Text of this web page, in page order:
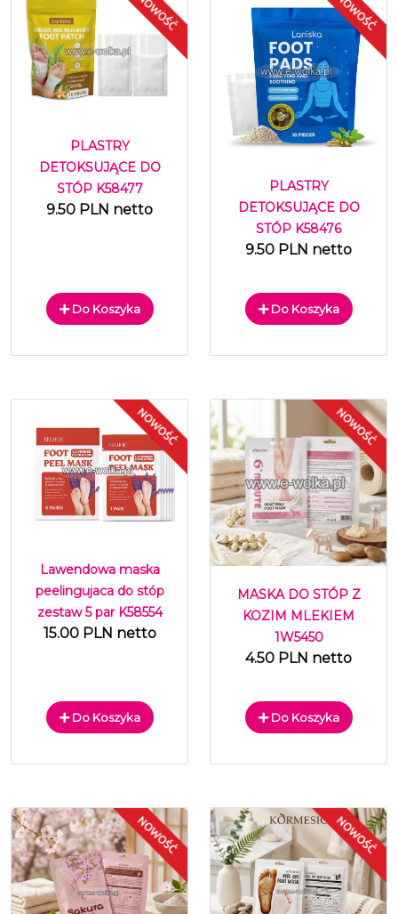
PLASTRY
DETOKSUJĄCE DO
STÓP K58477
9.50 PLN netto
Do Koszyka
PLASTRY
DETOKSUJĄCE DO
STÓP K58476
9.50 PLN netto
Do Koszyka
Lawendowa maska
peelingujaca do stóp
zestaw 5 par K58554
15.00 PLN netto
Do Koszyka
MASKA DO STÓP Z
KOZIM MLEKIEM
1W5450
4.50 PLN netto
Do Koszyka